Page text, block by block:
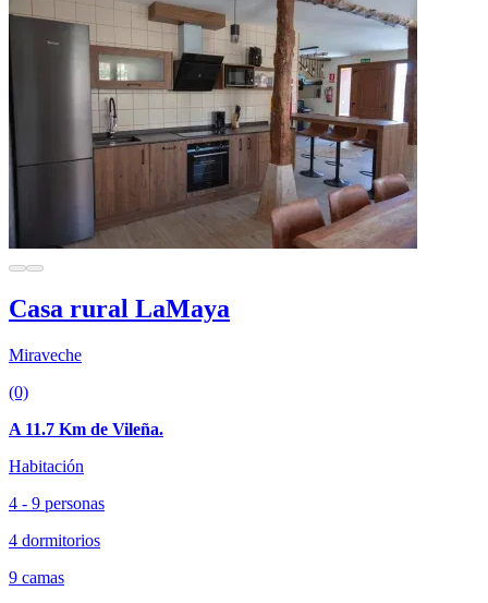
Casa rural LaMaya
Miraveche
(0)
A 11.7 Km de Vileña.
Habitación
4 - 9 personas
4 dormitorios
9 camas